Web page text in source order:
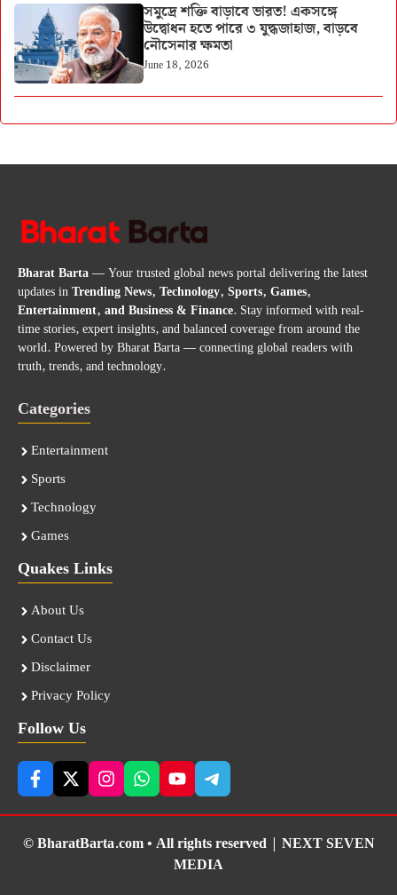
সমুদ্রে শক্তি বাড়াবে ভারত! একসঙ্গে
উদ্বোধন হতে পারে ৩ যুদ্ধজাহাজ, বাড়বে
নৌসেনার ক্ষমতা
June 18, 2026
Bharat Barta— Your trusted global news portal delivering the latest
updates inTrending News, Technology, Sports, Games,
Entertainment, and Business & Finance. Stay informed with real-
time stories, expert insights, and balanced coverage from around the
world. Powered by Bharat Barta — connecting global readers with
truth, trends, and technology.
Categories
Entertainment
Sports
Technology
Games
Quakes Links
About Us
Contact Us
Disclaimer
Privacy Policy
Follow Us
© BharatBarta.com • All rights reserved | NEXT SEVEN
MEDIA